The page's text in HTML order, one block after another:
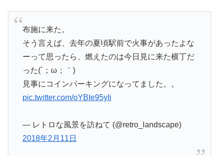
布施に来た。
そう言えば、去年の夏頃駅前で火事があったよな
ーって思ったら、燃えたのは今日見に来た横丁だ
った(´；ω；｀)
見事にコインパーキングになってました。。
pic.twitter.com/oYBIe95yIi
— レトロな風景を訪ねて (@retro_landscape)
2018年2月11日